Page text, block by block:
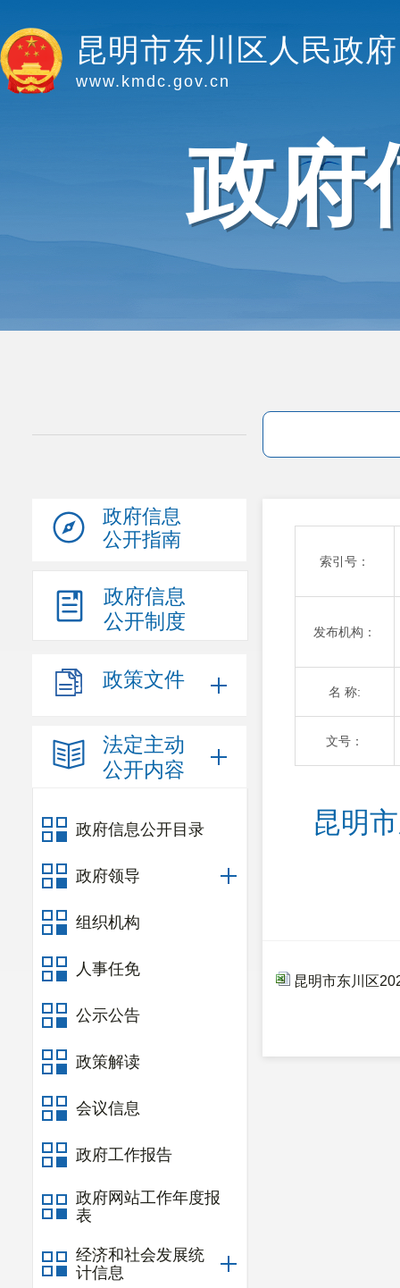
昆明市东川区人民政府
www.kmdc.gov.cn
政府
政府信息
公开指南
政府信息
公开制度
政策文件
法定主动
公开内容
政府信息公开目录
政府领导
组织机构
人事任免
公示公告
政策解读
会议信息
政府工作报告
政府网站工作年度报
表
经济和社会发展统
计信息
索引号：
发布机构：
名 称:
文号：
昆明
昆明市东川区